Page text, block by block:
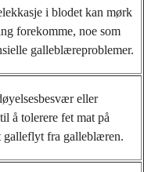
i blodet kan mørk
forekomme, noe som
galleblæreproblemer.
eller
å tolerere fet mat på
galleflyt fra galleblæren.